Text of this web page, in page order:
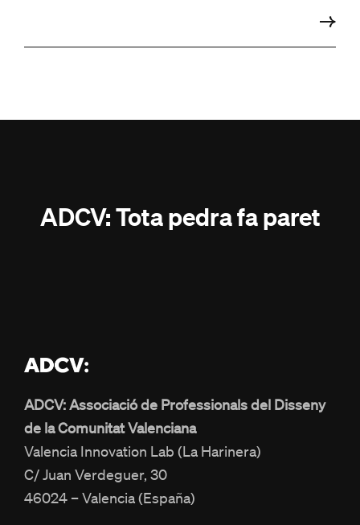
ADCV: Tota pedra fa paret
ADCV: Associació de Professionals del Disseny
de la Comunitat Valenciana
Valencia Innovation Lab (La Harinera)
C/ Juan Verdeguer, 30
46024 – Valencia (España)